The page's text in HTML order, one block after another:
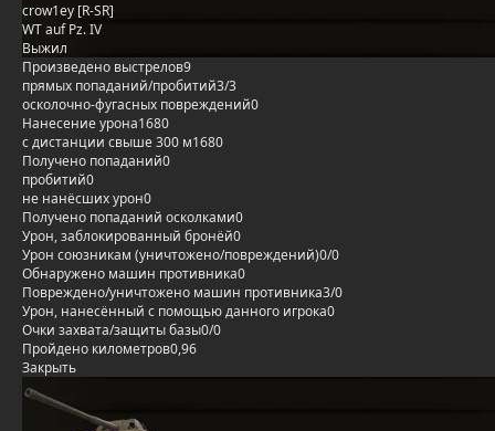
crow1ey [R-SR]
WT auf Pz. IV
Выжил
Произведено выстрелов9
прямых попаданий/пробитий3/3
осколочно-фугасных повреждений0
Нанесение урона1680
с дистанции свыше 300 м1680
Получено попаданий0
пробитий0
не нанёсших урон0
Получено попаданий осколками0
Урон, заблокированный бронёй0
Урон союзникам (уничтожено/повреждений)0/0
Обнаружено машин противника0
Повреждено/уничтожено машин противника3/0
Урон, нанесённый с помощью данного игрока0
Очки захвата/защиты базы0/0
Пройдено километров0,96
Закрыть